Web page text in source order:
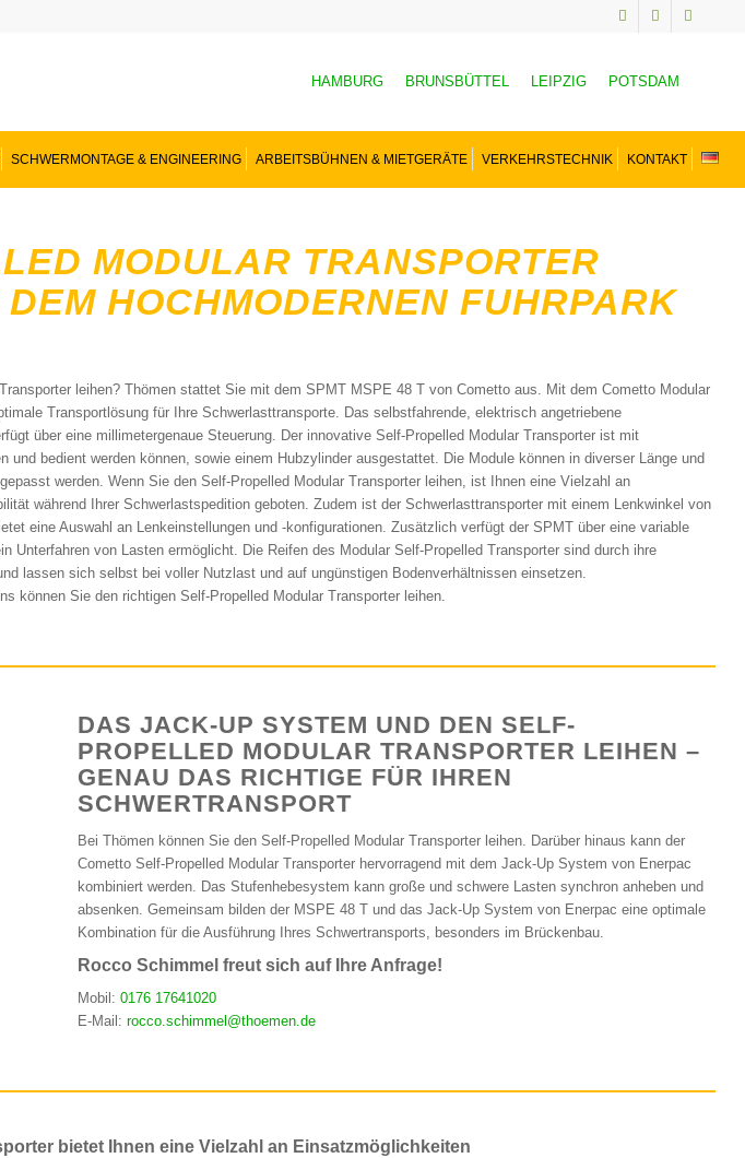
HAMBURG BRUNSBÜTTEL LEIPZIG POTSDAM
SCHWERMONTAGE & ENGINEERING ARBEITSBÜHNEN & MIETGERÄTE VERKEHRSTECHNIK KONTAKT
MODULAR TRANSPORTER
HOCHMODERNEN FUHRPARK
leihen? Thömen stattet Sie mit dem SPMT MSPE 48 T von Cometto aus. Mit dem Cometto Modular
Transportlösung für Ihre Schwerlasttransporte. Das selbstfahrende, elektrisch angetriebene
über eine millimetergenaue Steuerung. Der innovative Self-Propelled Modular Transporter ist mit
und bedient werden können, sowie einem Hubzylinder ausgestattet. Die Module können in diverser Länge und
werden. Wenn Sie den Self-Propelled Modular Transporter leihen, ist Ihnen eine Vielzahl an
während Ihrer Schwerlastspedition geboten. Zudem ist der Schwerlasttransporter mit einem Lenkwinkel von
eine Auswahl an Lenkeinstellungen und -konfigurationen. Zusätzlich verfügt der SPMT über eine variable
Unterfahren von Lasten ermöglicht. Die Reifen des Modular Self-Propelled Transporter sind durch ihre
lassen sich selbst bei voller Nutzlast und auf ungünstigen Bodenverhältnissen einsetzen.
können Sie den richtigen Self-Propelled Modular Transporter leihen.
DAS JACK-UP SYSTEM UND DEN SELF-
PROPELLED MODULAR TRANSPORTER LEIHEN –
GENAU DAS RICHTIGE FÜR IHREN
SCHWERTRANSPORT
Bei Thömen können Sie den Self-Propelled Modular Transporter leihen. Darüber hinaus kann der
Cometto Self-Propelled Modular Transporter hervorragend mit dem Jack-Up System von Enerpac
kombiniert werden. Das Stufenhebesystem kann große und schwere Lasten synchron anheben und
absenken. Gemeinsam bilden der MSPE 48 T und das Jack-Up System von Enerpac eine optimale
Kombination für die Ausführung Ihres Schwertransports, besonders im Brückenbau.
Rocco Schimmel freut sich auf Ihre Anfrage!
Mobil:0176 17641020
E-Mail:rocco.schimmel@thoemen.de
bietet Ihnen eine Vielzahl an Einsatzmöglichkeiten